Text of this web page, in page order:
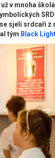
v mnoha
sjeli srdcaři
tým Black